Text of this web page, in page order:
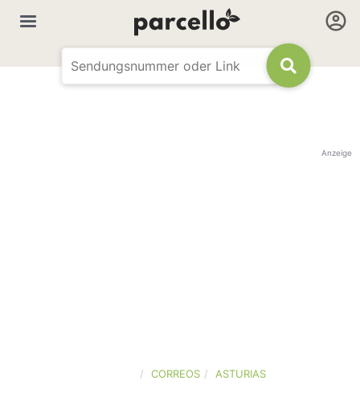
Anzeige
CORREOS ASTURIAS